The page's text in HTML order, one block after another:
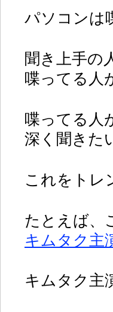
パソコンは
聞き上手の
喋ってる人
喋ってる人
深く聞きた
これをトレ
たとえば、
キムタク主
キムタク主